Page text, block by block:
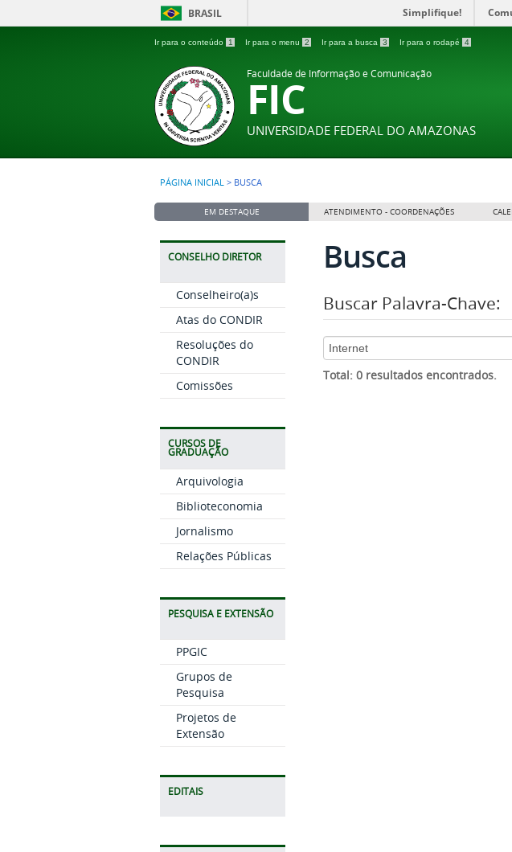
BRASIL Simplifique!
Ir para o conteúdo 1 Ir para o menu 2 Ir para a busca 3 Ir para o rodapé 4
Faculdade de Informação e Comunicação
FIC
UNIVERSIDADE FEDERAL DO AMAZONAS
PÁGINA INICIAL > BUSCA
EM DESTAQUE ATENDIMENTO - COORDENAÇÕES
CONSELHO DIRETOR
Conselheiro(a)s
Atas do CONDIR
Resoluções do
CONDIR
Comissões
CURSOS DE
GRADUAÇÃO
Arquivologia
Biblioteconomia
Jornalismo
Relações Públicas
PESQUISA E EXTENSÃO
PPGIC
Grupos de
Pesquisa
Projetos de
Extensão
EDITAIS
Busca
Buscar Palavra-Chave:
Total: 0 resultados encontrados.